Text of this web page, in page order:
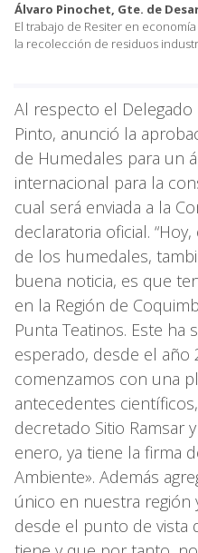
Álvaro Pinochet, Gte. de
El trabajo de Resiter en
la recolección de residuos
Al respecto el Delegado
Pinto, anunció la
de Humedales para un
internacional para la
cual será enviada a la
declaratoria oficial.
de los humedales,
buena noticia, es que
en la Región de
Punta Teatinos. Este ha
esperado, desde el
comenzamos con una
antecedentes
decretado Sitio Ramsar
enero, ya tiene la firma
Ambiente». Además
único en nuestra
desde el punto de vista